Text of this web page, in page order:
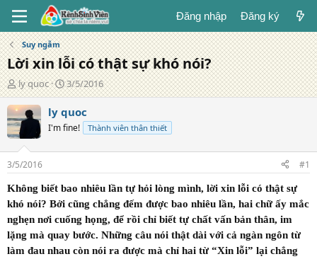
Đăng nhập Đăng ký
Suy ngẫm
Lời xin lỗi có thật sự khó nói?
T
á
c
g
i
ả
ly quoc
N
g
à
y
đ
g
3/5/2016
ly quoc
I'm fine! Thành viên thân thiết
3/5/2016 #1
Không biết bao nhiêu lần tự hỏi lòng mình, lời xin lỗi có thật sự
khó nói? Bởi cũng chẳng đếm được bao nhiêu lần, hai chữ ấy mắc
nghẹn nơi cuống họng, để rồi chỉ biết tự chất vấn bản thân, im
lặng mà quay bước. Những câu nói thật dài với cả ngàn ngôn từ
làm đau nhau còn nói ra được mà chỉ hai từ “Xin lỗi” lại chẳng